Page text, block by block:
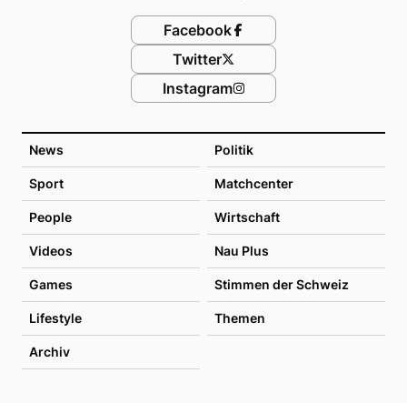
News Politik
Sport Matchcenter
People Wirtschaft
Videos Nau Plus
Games Stimmen der Schweiz
Lifestyle Themen
Archiv
Facebook
Twitter
Instagram